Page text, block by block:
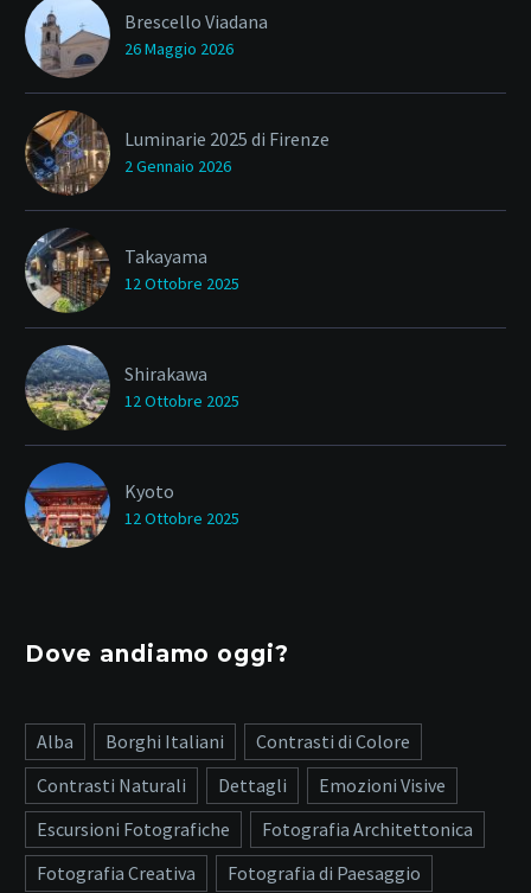
Brescello Viadana
26 Maggio 2026
Luminarie 2025 di Firenze
2 Gennaio 2026
Takayama
12 Ottobre 2025
Shirakawa
12 Ottobre 2025
Kyoto
12 Ottobre 2025
Dove andiamo oggi?
Alba Borghi Italiani
Contrasti di Colore
Contrasti Naturali
Dettagli
Emozioni Visive
Escursioni Fotografiche
Fotografia Architettonica
Fotografia Creativa
Fotografia di Paesaggio